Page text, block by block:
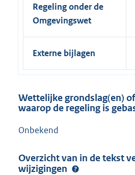
Regeling onder de
Omgevingswet
Externe bijlagen
Wettelijke grondslag(en)
waarop de regeling is
Onbekend
Overzicht van in de tekst
wijzigingen